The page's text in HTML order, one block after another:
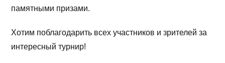
памятными призами.
Хотим поблагодарить всех участников и зрителей за
интересный турнир!